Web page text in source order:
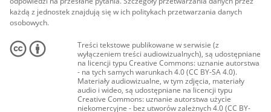
każdą z jednostek znajdują się w ich politykach przetwarzania danych
osobowych.
Treści tekstowe publikowane w serwisie (z
wyłączeniem treści audiowizualnych), są udostępniane
na licencji typu Creative Commons: uznanie autorstwa
- na tych samych warunkach 4.0 (CC BY-SA 4.0).
Materiały audiowizualne, w tym zdjęcia, materiały
audio i wideo, są udostępniane na licencji typu
Creative Commons: uznanie autorstwa użycie
niekomercyjne - bez utworów zależnych 4.0 (CC BY-